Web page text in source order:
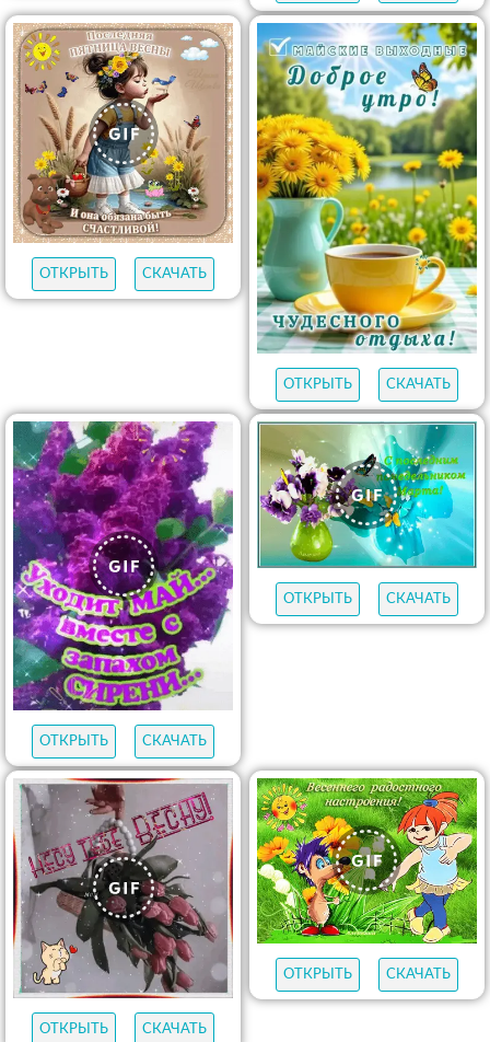
ОТКРЫТЬ СКАЧАТЬ
ОТКРЫТЬ СКАЧАТЬ
ОТКРЫТЬ СКАЧАТЬ
ОТКРЫТЬ СКАЧАТЬ
ОТКРЫТЬ СКАЧАТЬ
ОТКРЫТЬ СКАЧАТЬ